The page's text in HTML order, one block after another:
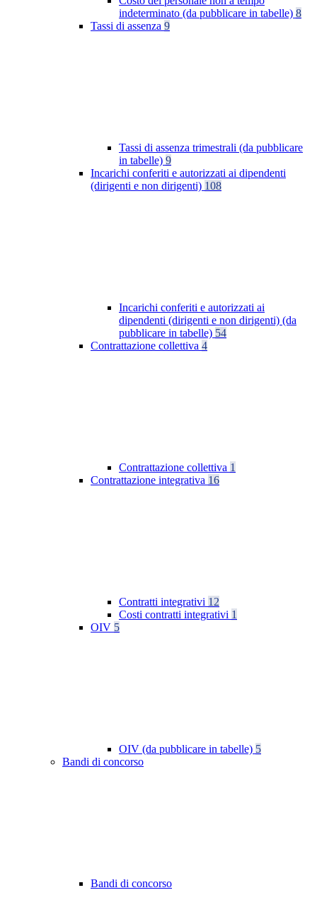
indeterminato (da pubblicare in tabelle) 8
Tassi di assenza 9
Tassi di assenza trimestrali (da pubblicare
in tabelle) 9
Incarichi conferiti e autorizzati ai dipendenti
(dirigenti e non dirigenti) 108
Incarichi conferiti e autorizzati ai
dipendenti (dirigenti e non dirigenti) (da
pubblicare in tabelle) 54
Contrattazione collettiva 4
Contrattazione collettiva 1
Contrattazione integrativa 16
Contratti integrativi 12
Costi contratti integrativi 1
OIV 5
OIV (da pubblicare in tabelle) 5
Bandi di concorso
Bandi di concorso